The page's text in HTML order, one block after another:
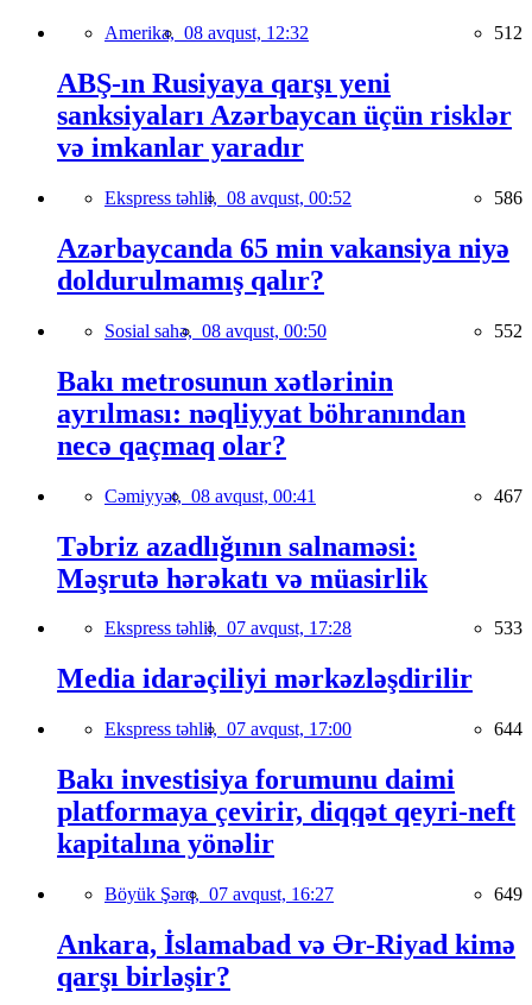
Amerika, 08 avqust, 12:32 512
ABŞ-ın Rusiyaya qarşı yeni
sanksiyaları Azərbaycan üçün risklər
və imkanlar yaradır
Ekspress təhlil, 08 avqust, 00:52 586
Azərbaycanda 65 min vakansiya niyə
doldurulmamış qalır?
Sosial sahə, 08 avqust, 00:50 552
Bakı metrosunun xətlərinin
ayrılması: nəqliyyat böhranından
necə qaçmaq olar?
Cəmiyyət, 08 avqust, 00:41 467
Təbriz azadlığının salnaməsi:
Məşrutə hərəkatı və müasirlik
Ekspress təhlil, 07 avqust, 17:28 533
Media idarəçiliyi mərkəzləşdirilir
Ekspress təhlil, 07 avqust, 17:00 644
Bakı investisiya forumunu daimi
platformaya çevirir, diqqət qeyri-neft
kapitalına yönəlir
Böyük Şərq, 07 avqust, 16:27 649
Ankara, İslamabad və Ər-Riyad kimə
qarşı birləşir?